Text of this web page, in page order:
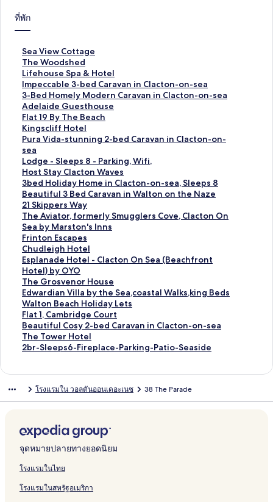
ที่พัก
Sea View Cottage
ลิ
ง
ก์
ม
า
ต
ร
ฐ
า
น
สำ
ห
รั
บ
S
e
a
V
i
e
w
C
o
t
t
a
g
e
The Woodshed
ลิ
ง
ก์
ม
า
ต
ร
ฐ
า
น
สำ
ห
รั
บ
T
h
e
W
o
o
d
s
h
e
d
Lifehouse Spa & Hotel
ลิ
ง
ก์
ม
า
ต
ร
ฐ
า
น
สำ
ห
รั
บ
L
i
f
e
h
o
u
s
e
S
p
a
e
Impeccable 3-bed Caravan in Clacton-on-sea
ลิ
ง
ก์
ม
า
ต
ร
ฐ
า
น
สำ
ห
รั
บ
I
m
p
e
c
c
a
b
l
e
3
C
a
v
a
n
n
3-Bed Homely Modern Caravan in Clacton-on-sea
ลิ
ง
ก์
ม
า
ต
ร
ฐ
า
น
สำ
ห
รั
บ
3
-
B
e
d
H
o
m
e
l
e
C
a
r
a
a
Adelaide Guesthouse
ลิ
ง
ก์
ม
า
ต
ร
ฐ
า
น
สำ
ห
รั
บ
A
d
e
l
a
i
d
e
G
h
s
e
Flat 19 By The Beach
ลิ
ง
ก์
ม
า
ต
ร
ฐ
า
น
สำ
ห
รั
บ
F
l
a
t
1
9
B
y
e
h
Kingscliff Hotel
ลิ
ง
ก์
ม
า
ต
ร
ฐ
า
น
สำ
ห
รั
บ
K
i
n
g
s
c
l
o
l
Pura Vida-stunning 2-bed Caravan in Clacton-on-
sea
ลิ
ง
ก์
ม
า
ต
ร
ฐ
า
น
สำ
ห
รั
บ
P
u
r
a
V
i
t
n
i
n
g
-
Lodge - Sleeps 8 - Parking, Wifi,
ลิ
ง
ก์
ม
า
ต
ร
ฐ
า
น
สำ
ห
รั
บ
L
o
d
g
e
s
8
-
P
r
Host Stay Clacton Waves
ลิ
ง
ก์
ม
า
ต
ร
ฐ
า
น
สำ
ห
รั
บ
H
o
s
y
a
c
t
o
W
3bed Holiday Home in Clacton-on-sea, Sleeps 8
ลิ
ง
ก์
ม
า
ต
ร
ฐ
า
น
สำ
ห
รั
บ
3
b
l
a
y
H
o
e
Beautiful 3 Bed Caravan in Walton on the Naze
ลิ
ง
ก์
ม
า
ต
ร
ฐ
า
น
สำ
ห
รั
บ
B
i
l
3
B
e
C
21 Skippers Way
ลิ
ง
ก์
ม
า
ต
ร
ฐ
า
น
สำ
ห
รั
บ
i
e
r
s
W
y
The Aviator, formerly Smugglers Cove, Clacton On
Sea by Marston's Inns
ลิ
ง
ก์
ม
า
ต
ร
ฐ
า
น
สำ
ห
รั
A
a
t
o
r
f
Frinton Escapes
ลิ
ง
ก์
ม
า
ต
ร
ฐ
า
น
สำ
r
t
o
n
E
c
Chudleigh Hotel
ลิ
ง
ก์
ม
า
ต
ร
ฐ
า
น
C
d
l
e
i
h
Esplanade Hotel - Clacton On Sea (Beachfront
Hotel) by OYO
ลิ
ง
ก์
ม
า
ต
ร
ฐ
า
บ
p
l
a
n
d
The Grosvenor House
ลิ
ง
ก์
ม
า
ต
ร
สำ
ห
T
h
e
G
o
Edwardian Villa by the Sea,coastal Walks,king Beds
ลิ
ง
ก์
ม
า
ต
สำ
บ
E
d
w
r
Walton Beach Holiday Lets
ลิ
ง
ก์
ม
า
น
รั
บ
W
a
t
Flat 1, Cambridge Court
ลิ
ง
ก์
ม
า
ห
รั
บ
F
a
Beautiful Cosy 2-bed Caravan in Clacton-on-sea
ลิ
ง
ก์
ฐ
สำ
ห
รั
บ
e
The Tower Hotel
ลิ
ง
ร
น
สำ
ห
รั
T
2br-Sleeps6-Fireplace-Parking-Patio-Seaside
ลิ
ต
า
น
สำ
ห
บ
โรงแรมใน วอลตันออนเดอะเนซ 38 The Parade
จุดหมายปลายทางยอดนิยม
โรงแรมในไทย
โรงแรมในสหรัฐอเมริกา